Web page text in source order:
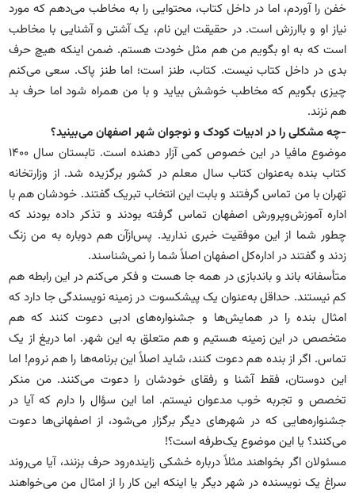
خفن را آوردم، اما در داخل کتاب، محتوایی را به مخاطب می‌دهم که مورد
نیاز او و باارزش است. در حقیقت این نام، یک آشتی و آشنایی با مخاطب
است که به او بگویم من هم مثل خودت هستم. ضمن اینکه هیچ حرف
بدی در داخل کتاب نیست. کتاب، طنز است؛ اما طنز پاک. سعی می‌کنم
چیزی بگویم که مخاطب خوشش بیاید و با من همراه شود اما حرف بد
هم نزند.
-چه مشکلی را در ادبیات کودک و نوجوان شهر اصفهان می‌بینید؟
موضوع مافیا در این خصوص کمی آزار دهنده است. تابستان سال ۱۴۰۰
کتاب بنده به‌عنوان کتاب سال معلم در کشور برگزیده شد. از وزارتخانه
تهران با من تماس گرفتند و بابت این انتخاب تبریک گفتند. خودشان هم با
اداره آموزش‌وپرورش اصفهان تماس گرفته بودند و تذکر داده بودند که
چطور شما از این موفقیت خبری ندارید. پس‌ازآن هم دوباره به من زنگ
زدند و گفتند در اداره‌کل اصفهان اصلاً شما را نمی‌شناسند.
متأسفانه باند و باندبازی در همه جا هست و فکر می‌کنم در این رابطه هم
کم نیستند. حداقل به‌عنوان یک پیشکسوت در زمینه نویسندگی جا دارد که
امثال بنده را در همایش‌ها و جشنواره‌های ادبی دعوت کنند که هم
متخصص در این زمینه هستیم و هم متعلق به این شهر. اما دریغ از یک
تماس. اگر از بنده هم دعوت کنند، شاید اصلاً این برنامه‌ها را هم نروم! اما
این دوستان، فقط آشنا و رفقای خودشان را دعوت می‌کنند. من منکر
تخصص و تجربه خوب مدعوان نیستم. اما این سؤال را دارم که آیا در
جشنواره‌هایی که در شهرهای دیگر برگزار می‌شود، از اصفهانی‌ها دعوت
می‌کنند؟ یا این موضوع یک‌طرفه است؟!
مسئولان اگر بخواهند مثلاً درباره خشکی زاینده‌رود حرف بزنند، آیا می‌روند
سراغ یک نویسنده در شهر دیگر یا اینکه این کار را از امثال من می‌خواهند